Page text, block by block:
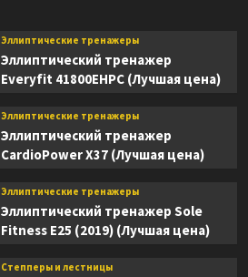
Эллиптические тренажеры
Эллиптический тренажер
Everyfit 41800EHPC (Лучшая цена)
Эллиптические тренажеры
Эллиптический тренажер
CardioPower X37 (Лучшая цена)
Эллиптические тренажеры
Эллиптический тренажер Sole
Fitness E25 (2019) (Лучшая цена)
Степперы и лестницы